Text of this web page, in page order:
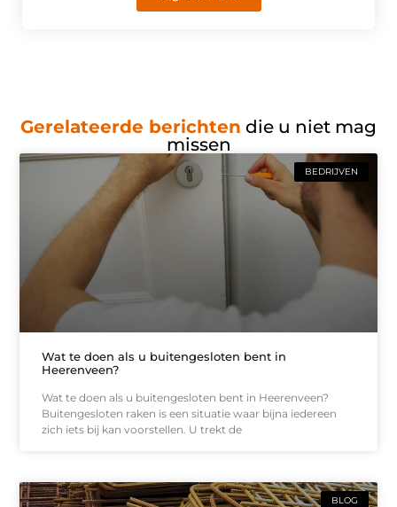
Gerelateerde berichten die u niet mag
missen
BEDRIJVEN
Wat te doen als u buitengesloten bent in
Heerenveen?
Wat te doen als u buitengesloten bent in Heerenveen?
Buitengesloten raken is een situatie waar bijna iedereen
zich iets bij kan voorstellen. U trekt de
BLOG